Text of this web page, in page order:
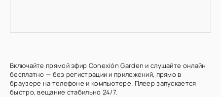
Включайте прямой эфир Conexión Garden и слушайте онлайн
бесплатно — без регистрации и приложений, прямо в
браузере на телефоне и компьютере. Плеер запускается
быстро, вещание стабильно 24/7.